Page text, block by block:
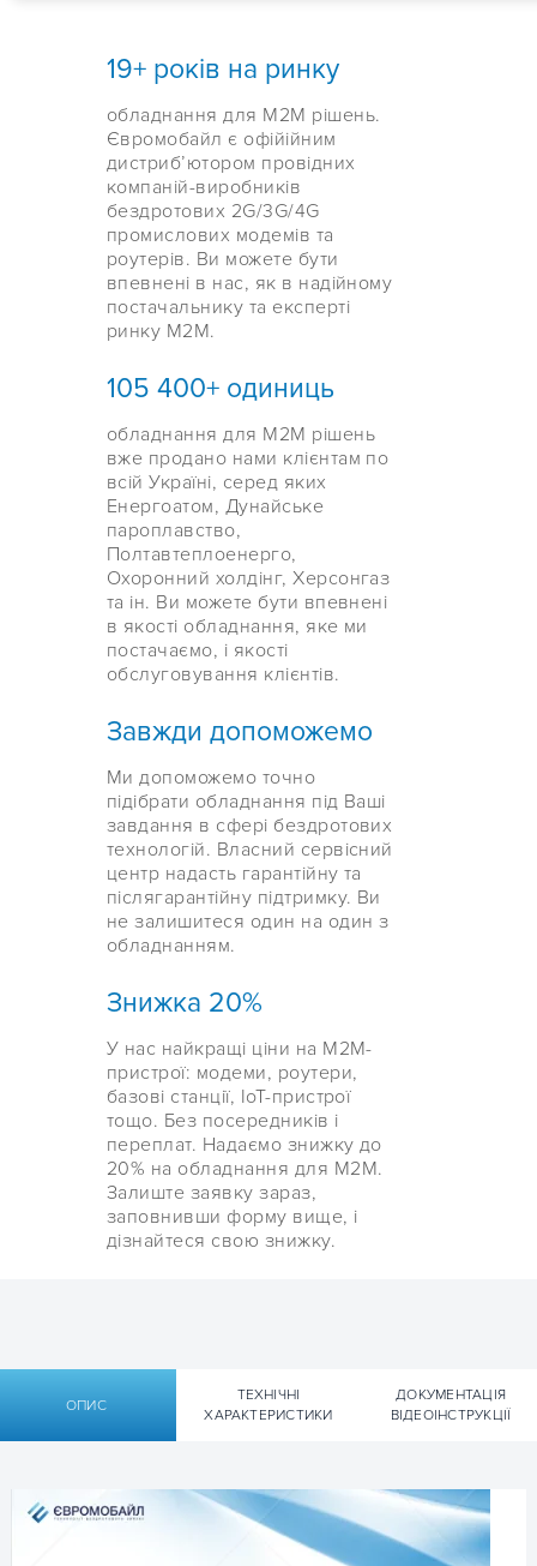
19+ років на ринку
обладнання для М2М рішень.
Євромобайл є офійійним
дистрибʼютором провідних
компаній-виробників
бездротових 2G/3G/4G
промислових модемів та
роутерів. Ви можете бути
впевнені в нас, як в надійному
постачальнику та експерті
ринку М2М.
105 400+ одиниць
обладнання для M2M рішень
вже продано нами клієнтам по
всій Україні, серед яких
Енергоатом, Дунайське
пароплавство,
Полтавтеплоенерго,
Охоронний холдінг, Херсонгаз
та ін. Ви можете бути впевнені
в якості обладнання, яке ми
постачаємо, і якості
обслуговування клієнтів.
Завжди допоможемо
Ми допоможемо точно
підібрати обладнання під Ваші
завдання в сфері бездротових
технологій. Власний сервісний
центр надасть гарантійну та
післягарантійну підтримку. Ви
не залишитеся один на один з
обладнанням.
Знижка 20%
У нас найкращі ціни на М2М-
пристрої: модеми, роутери,
базові станції, IoT-пристрої
тощо. Без посередників і
переплат. Надаємо знижку до
20% на обладнання для М2М.
Залиште заявку зараз,
заповнивши форму вище, і
дізнайтеся свою знижку.
ОПИС
ТЕХНІЧНІ
ХАРАКТЕРИСТИКИ
ДОКУМЕНТАЦІЯ
ВІДЕОІНСТРУКЦІЇ
Технічні характеристики
Документація